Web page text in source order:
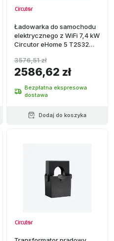
Ładowarka do samochodu
elektrycznego z WiFi 7,4 kW
Circutor eHome 5 T2S32
2586,62 zł
3576,51 zł
Bezpłatna ekspresowa
dostawa
Dodaj do koszyka